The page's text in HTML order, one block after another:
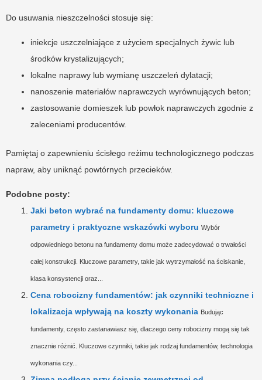
Do usuwania nieszczelności stosuje się:
iniekcje uszczelniające z użyciem specjalnych żywic lub
środków krystalizujących;
lokalne naprawy lub wymianę uszczeleń dylatacji;
nanoszenie materiałów naprawczych wyrównujących beton;
zastosowanie domieszek lub powłok naprawczych zgodnie z
zaleceniami producentów.
Pamiętaj o zapewnieniu ścisłego reżimu technologicznego podczas
napraw, aby uniknąć powtórnych przecieków.
Podobne posty:
Jaki beton wybrać na fundamenty domu: kluczowe
parametry i praktyczne wskazówki wyboru Wybór
odpowiedniego betonu na fundamenty domu może zadecydować o trwałości
całej konstrukcji. Kluczowe parametry, takie jak wytrzymałość na ściskanie,
klasa konsystencji oraz...
Cena robocizny fundamentów: jak czynniki techniczne i
lokalizacja wpływają na koszty wykonania Budując
fundamenty, często zastanawiasz się, dlaczego ceny robocizny mogą się tak
znacznie różnić. Kluczowe czynniki, takie jak rodzaj fundamentów, technologia
wykonania czy...